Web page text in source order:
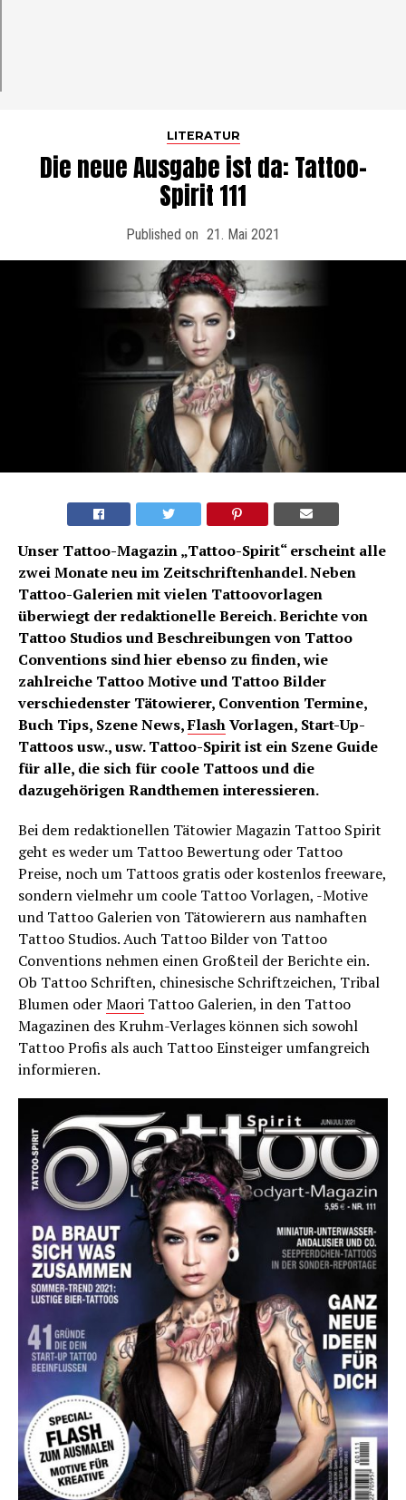
LITERATUR
Die neue Ausgabe ist da: Tattoo-
Spirit 111
Published on 21. Mai 2021
Unser Tattoo-Magazin „Tattoo-Spirit“ erscheint alle
zwei Monate neu im Zeitschriftenhandel. Neben
Tattoo-Galerien mit vielen Tattoovorlagen
überwiegt der redaktionelle Bereich. Berichte von
Tattoo Studios und Beschreibungen von Tattoo
Conventions sind hier ebenso zu finden, wie
zahlreiche Tattoo Motive und Tattoo Bilder
verschiedenster Tätowierer, Convention Termine,
Buch Tips, Szene News,FlashVorlagen, Start-Up-
Tattoos usw., usw. Tattoo-Spirit ist ein Szene Guide
für alle, die sich für coole Tattoos und die
dazugehörigen Randthemen interessieren.
Bei dem redaktionellen Tätowier Magazin Tattoo Spirit
geht es weder um Tattoo Bewertung oder Tattoo
Preise, noch um Tattoos gratis oder kostenlos freeware,
sondern vielmehr um coole Tattoo Vorlagen, -Motive
und Tattoo Galerien von Tätowierern aus namhaften
Tattoo Studios. Auch Tattoo Bilder von Tattoo
Conventions nehmen einen Großteil der Berichte ein.
Ob Tattoo Schriften, chinesische Schriftzeichen, Tribal
Blumen oderMaori Tattoo Galerien, in den Tattoo
Magazinen des Kruhm-Verlages können sich sowohl
Tattoo Profis als auch Tattoo Einsteiger umfangreich
informieren.